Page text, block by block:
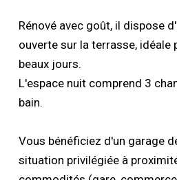
Rénové avec goût, il dispose
ouverte sur la terrasse, idéale
beaux jours.
L'espace nuit comprend 3
bain.
Vous bénéficiez d'un garage
situation privilégiée à